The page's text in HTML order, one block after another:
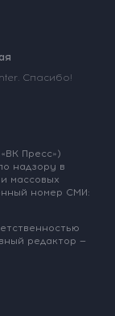
Спасибо!
Пресс»)
надзору в
массовых
номер СМИ:
редактор —